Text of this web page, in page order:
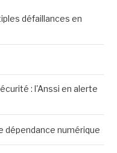
défaillances en
: l'Anssi en alerte
dépendance numérique